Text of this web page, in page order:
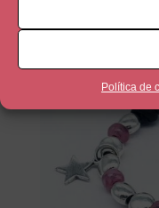
Política de